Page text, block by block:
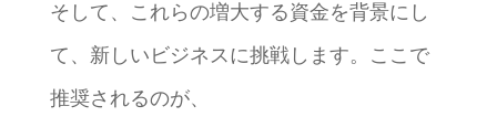
そして、これらの増大する資金を背景にし
て、新しいビジネスに挑戦します。ここで
推奨されるのが、